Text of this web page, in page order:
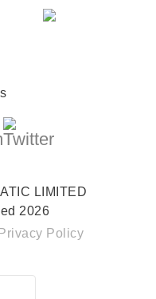
LIMITED
2026
Privacy Policy